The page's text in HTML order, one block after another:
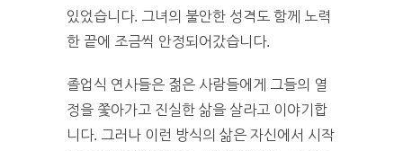
있었습니다. 그녀의 불안한 성격도 함께 노력
한 끝에 조금씩 안정되어갔습니다.
졸업식 연사들은 젊은 사람들에게 그들의 열
정을 쫓아가고 진실한 삶을 살라고 이야기합
니다. 그러나 이런 방식의 삶은 자신에서 시작